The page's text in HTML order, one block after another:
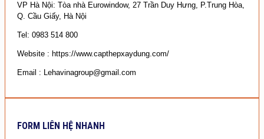
VP Hà Nội: Tòa nhà Eurowindow, 27 Trần Duy Hưng, P.Trung Hòa,
Q. Cầu Giấy, Hà Nội
Tel: 0983 514 800
Website : https://www.capthepxaydung.com/
Email : Lehavinagroup@gmail.com
FORM LIÊN HỆ NHANH